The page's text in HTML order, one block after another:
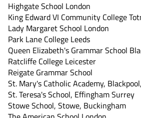
Highgate School London
King Edward VI Community College
Lady Margaret School London
Park Lane College Leeds
Queen Elizabeth's Grammar School
Ratcliffe College Leicester
Reigate Grammar School
St. Mary's Catholic Academy,
St. Teresa's School, Effingham Surrey
Stowe School, Stowe, Buckingham